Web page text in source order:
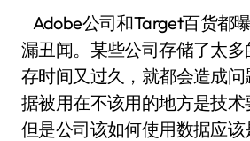
Adobe公司和Target百货都
漏丑闻。某些公司存储了太
存时间又过久，就都会造成
据被用在不该用的地方是技术
但是公司该如何使用数据应